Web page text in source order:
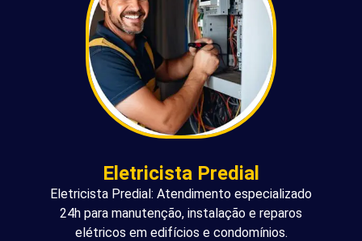
Eletricista Predial
Eletricista Predial: Atendimento especializado
24h para manutenção, instalação e reparos
elétricos em edifícios e condomínios.